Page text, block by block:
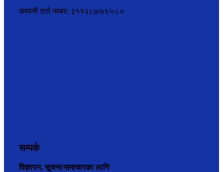
कम्पनी दर्ता नम्बर: ३११२८७/७९/०८०
सम्पर्क
विज्ञापन, सूचना/समाचारका लागि